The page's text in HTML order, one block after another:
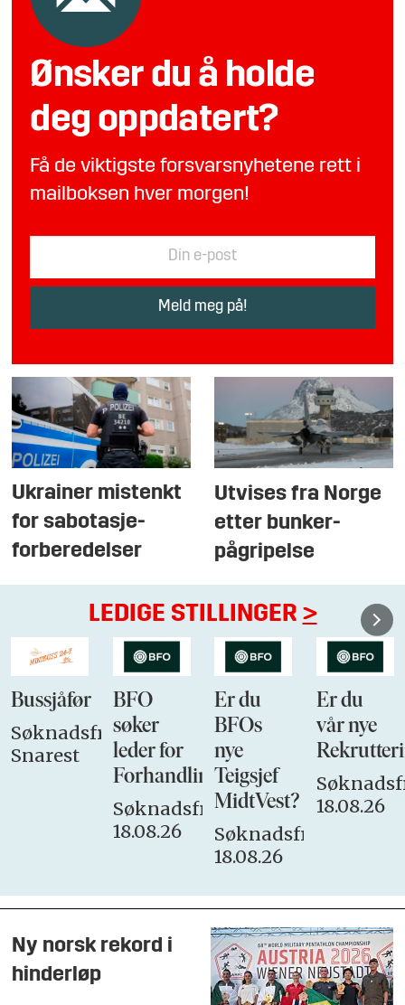
Ønsker du å holde
deg oppdatert?
Få de viktigste forsvarsnyhetene rett i
mailboksen hver morgen!
Ukrainer mistenkt
for sabotasje-
forberedelser
Utvises fra Norge
etter bunker-
pågripelse
LEDIGE STILLINGER >
Bussjåfør
Søknadsfrist:
Snarest
BFO
søker
leder for
Forhandlingsutvalget
Søknadsfrist:
18.08.26
Er du
BFOs
nye
Teigsjef
MidtVest?
Søknadsfrist:
18.08.26
Er du
vår nye
18.08.26
Ny norsk rekord i
hinderløp